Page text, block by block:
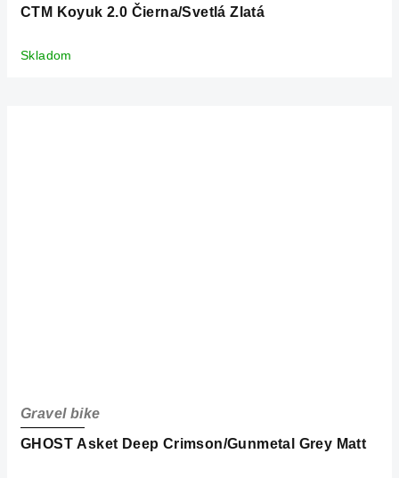
CTM Koyuk 2.0 Čierna/Svetlá Zlatá
Skladom
GHOST Asket Deep Crimson/Gunmetal Grey Matt
Gravel bike